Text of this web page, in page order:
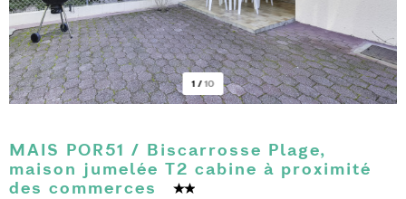
1 /10
MAIS POR51 / Biscarrosse Plage,
maison jumelée T2 cabine à proximité
des commerces